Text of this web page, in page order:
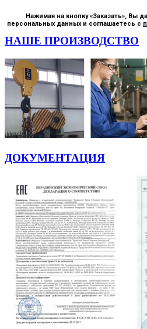
Нажимая на кнопку «Заказать», Вы
персональных данных и соглашаетесь с
НАШЕ ПРОИЗВОДСТВО
ДОКУМЕНТАЦИЯ